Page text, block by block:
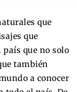
que
que
que no solo
también
a conocer